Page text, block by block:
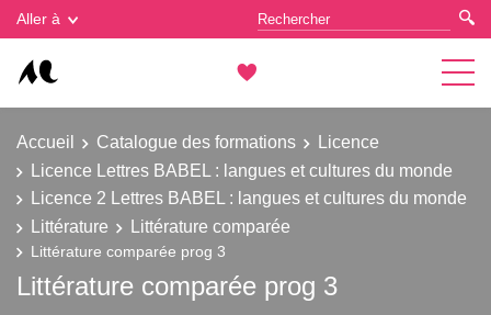
Aller à
Accueil Catalogue des formations
Licence
Licence Lettres BABEL : langues et cultures du monde
Licence 2 Lettres BABEL : langues et cultures du monde
Littérature
Littérature comparée
Littérature comparée prog 3
Littérature comparée prog 3
Gestion des cookies